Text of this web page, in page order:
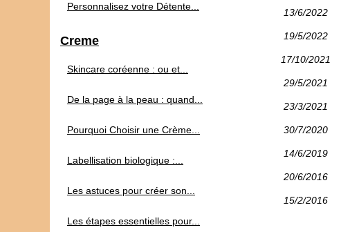
13/6/2022
19/5/2022
17/10/2021
29/5/2021
23/3/2021
30/7/2020
14/6/2019
20/6/2016
15/2/2016
Personnalisez votre Détente...
Creme
Skincare coréenne : ou et...
De la page à la peau : quand...
Pourquoi Choisir une Crème...
Labellisation biologique :...
Les astuces pour créer son...
Les étapes essentielles pour...